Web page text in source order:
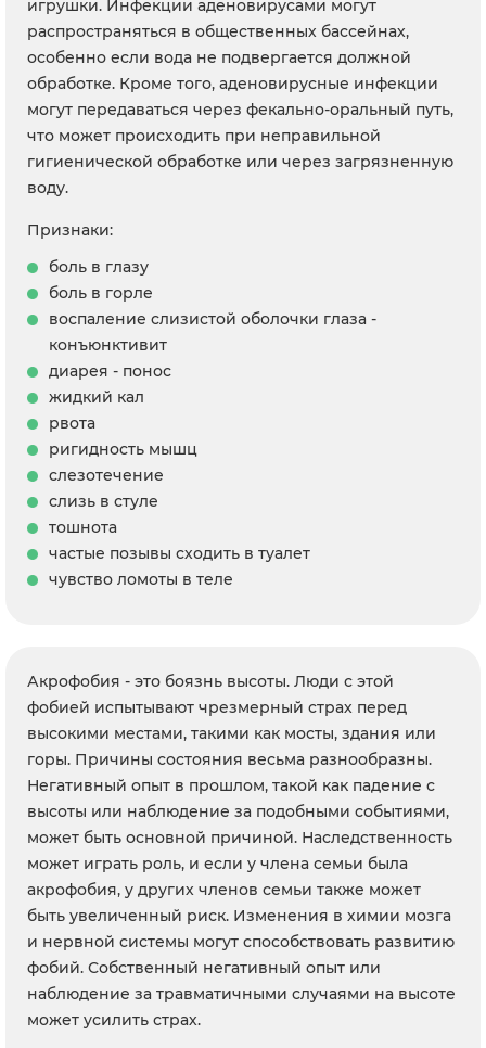
игрушки. Инфекции аденовирусами могут
распространяться в общественных бассейнах,
особенно если вода не подвергается должной
обработке. Кроме того, аденовирусные инфекции
могут передаваться через фекально-оральный путь,
что может происходить при неправильной
гигиенической обработке или через загрязненную
воду.
Признаки:
боль в глазу
боль в горле
воспаление слизистой оболочки глаза -
конъюнктивит
диарея - понос
жидкий кал
рвота
ригидность мышц
слезотечение
слизь в стуле
тошнота
частые позывы сходить в туалет
чувство ломоты в теле
Акрофобия - это боязнь высоты. Люди с этой
фобией испытывают чрезмерный страх перед
высокими местами, такими как мосты, здания или
горы. Причины состояния весьма разнообразны.
Негативный опыт в прошлом, такой как падение с
высоты или наблюдение за подобными событиями,
может быть основной причиной. Наследственность
может играть роль, и если у члена семьи была
акрофобия, у других членов семьи также может
быть увеличенный риск. Изменения в химии мозга
и нервной системы могут способствовать развитию
фобий. Собственный негативный опыт или
наблюдение за травматичными случаями на высоте
может усилить страх.